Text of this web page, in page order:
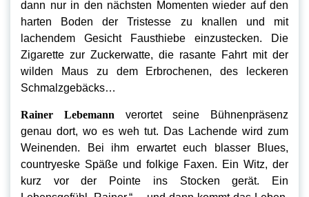
dann nur in den nächsten Momenten wieder auf den
harten Boden der Tristesse zu knallen und mit
lachendem Gesicht Fausthiebe einzustecken. Die
Zigarette zur Zuckerwatte, die rasante Fahrt mit der
wilden Maus zu dem Erbrochenen, des leckeren
Schmalzgebäcks…
Rainer Lebemann verortet seine Bühnenpräsenz
genau dort, wo es weh tut. Das Lachende wird zum
Weinenden. Bei ihm erwartet euch blasser Blues,
countryeske Späße und folkige Faxen. Ein Witz, der
kurz vor der Pointe ins Stocken gerät. Ein